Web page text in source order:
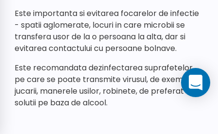
Este importanta si evitarea focarelor de infectie
- spatii aglomerate, locuri in care microbii se
transfera usor de la o persoana la alta, dar si
evitarea contactului cu persoane bolnave.
Este recomandata dezinfectarea suprafetelor
pe care se poate transmite virusul, de exemplu,
jucarii, manerele usilor, robinete, de preferat cu
solutii pe baza de alcool.